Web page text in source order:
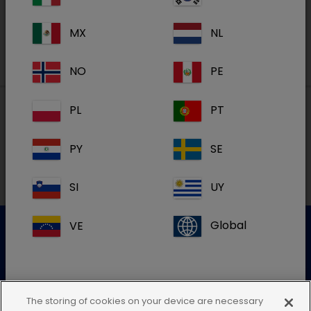
Lokale adressen in België
Gelieve onze klantenservice te contacteren voor meer
info
MX NL
NO PE
PL PT
PY SE
SI UY
VE Global
The storing of cookies on your device are necessary